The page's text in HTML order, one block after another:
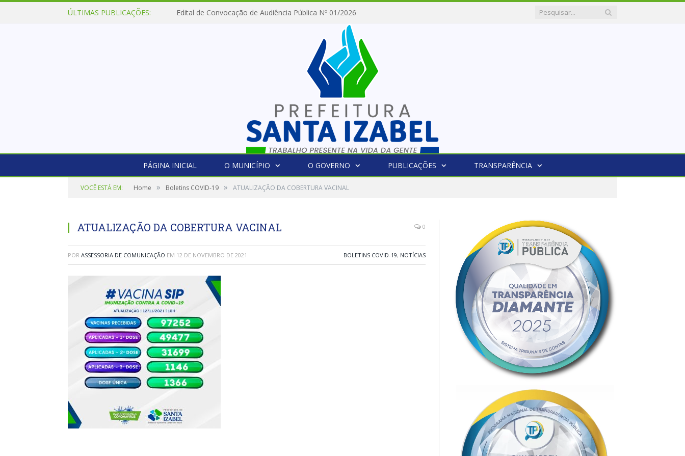
ÚLTIMAS PUBLICAÇÕES: Edital de Convocação de Audiência Pública Nº 01/2026
PÁGINA INICIAL O MUNICÍPIO O GOVERNO PUBLICAÇÕES TRANSPARÊNCIA
VOCÊ ESTÁ EM: Home » Boletins COVID-19 » ATUALIZAÇÃO DA COBERTURA VACINAL
ATUALIZAÇÃO DA COBERTURA VACINAL 0
POR ASSESSORIA DE COMUNICAÇÃO EM 12 DE NOVEMBRO DE 2021 BOLETINS COVID-19, NOTÍCIAS